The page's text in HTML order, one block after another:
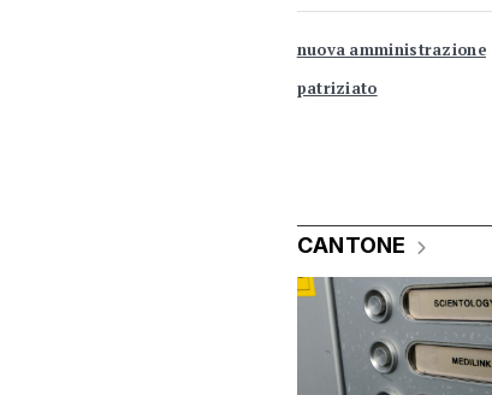
nuova amministrazione
patriziato
CANTONE